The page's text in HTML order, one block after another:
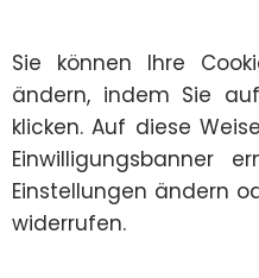
Sie können Ihre
ändern, indem Sie
klicken. Auf diese
Einwilligungsbanner
Einstellungen ändern
widerrufen.